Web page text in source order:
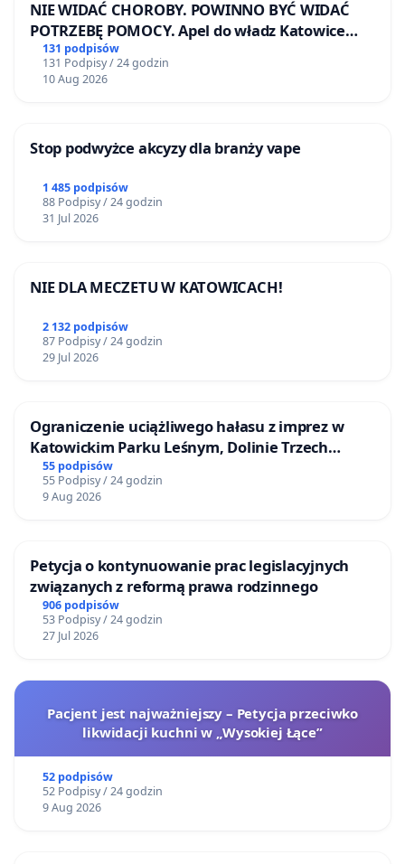
NIE WIDAĆ CHOROBY. POWINNO BYĆ WIDAĆ
POTRZEBĘ POMOCY. Apel do władz Katowice
Airport o przystąpienie do programu HIDDEN
DISABILITIES SUNFLOWER – SŁONECZNIK –
UKRYTE NIEPEŁNOSPRAWNOŚCI
131 podpisów
131 Podpisy / 24 godzin
10 Aug 2026
Stop podwyżce akcyzy dla branży vape
1 485 podpisów
88 Podpisy / 24 godzin
31 Jul 2026
NIE DLA MECZETU W KATOWICACH!
2 132 podpisów
87 Podpisy / 24 godzin
29 Jul 2026
Ograniczenie uciążliwego hałasu z imprez w
Katowickim Parku Leśnym, Dolinie Trzech
Stawów i na Lotnisku Muchowiec
55 podpisów
55 Podpisy / 24 godzin
9 Aug 2026
Petycja o kontynuowanie prac legislacyjnych
związanych z reformą prawa rodzinnego
906 podpisów
53 Podpisy / 24 godzin
27 Jul 2026
Pacjent jest najważniejszy – Petycja przeciwko
likwidacji kuchni w „Wysokiej Łące”
52 podpisów
52 Podpisy / 24 godzin
9 Aug 2026